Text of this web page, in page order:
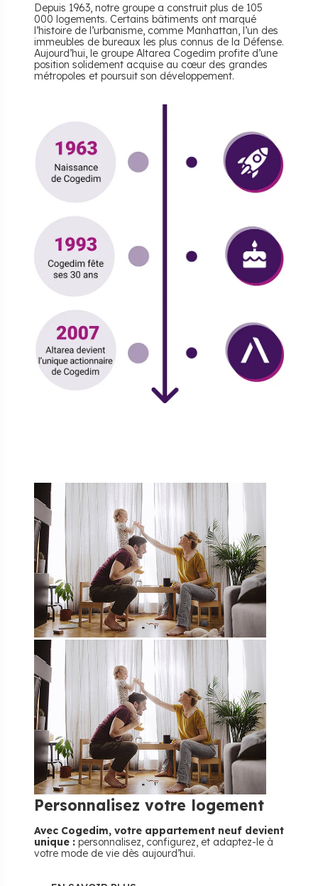
Depuis 1963, notre groupe a construit plus de 105
000 logements. Certains bâtiments ont marqué
l’histoire de l’urbanisme, comme Manhattan, l’un des
immeubles de bureaux les plus connus de la Défense.
Aujourd’hui, le groupe Altarea Cogedim profite d’une
position solidement acquise au cœur des grandes
métropoles et poursuit son développement.
Personnalisez votre logement
Avec Cogedim, votre appartement neuf devient
unique : personnalisez, configurez, et adaptez-le à
votre mode de vie dès aujourd’hui.